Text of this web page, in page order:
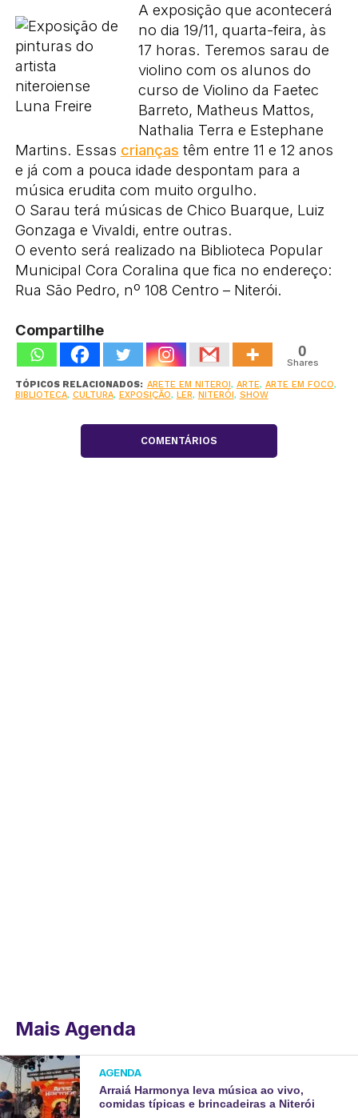
A exposição que acontecerá
no dia 19/11, quarta-feira, às
17 horas. Teremos sarau de
violino com os alunos do
curso de Violino da Faetec
Barreto, Matheus Mattos,
Nathalia Terra e Estephane
Martins. Essas crianças têm entre 11 e 12 anos
e já com a pouca idade despontam para a
música erudita com muito orgulho.
O Sarau terá músicas de Chico Buarque, Luiz
Gonzaga e Vivaldi, entre outras.
O evento será realizado na Biblioteca Popular
Municipal Cora Coralina que fica no endereço:
Rua São Pedro, nº 108 Centro – Niterói.
Compartilhe
0
Shares
TÓPICOS RELACIONADOS: ARETE EM NITEROI, ARTE, ARTE EM FOCO,
BIBLIOTECA, CULTURA, EXPOSIÇÃO, LER, NITERÓI, SHOW
COMENTÁRIOS
Mais Agenda
AGENDA
Arraiá Harmonya leva música ao vivo,
comidas típicas e brincadeiras a Niterói